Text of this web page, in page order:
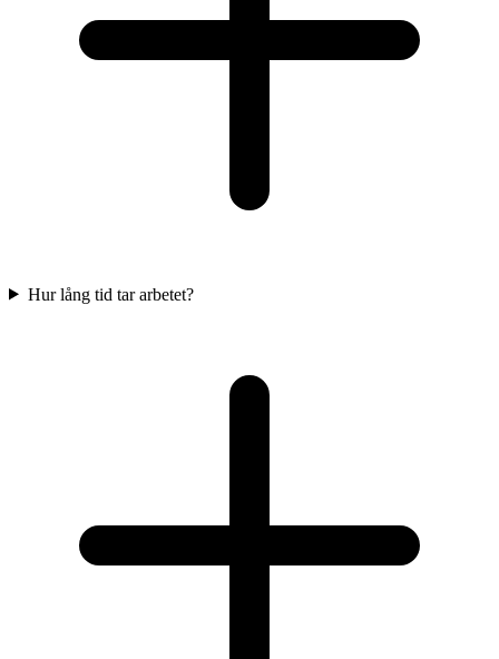
Hur lång tid tar arbetet?